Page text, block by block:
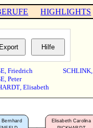
HIGHLIGHTS
, Friedrich
, Peter
, Elisabeth
SCHLINK,
Bernhard
Elisabeth Carolina